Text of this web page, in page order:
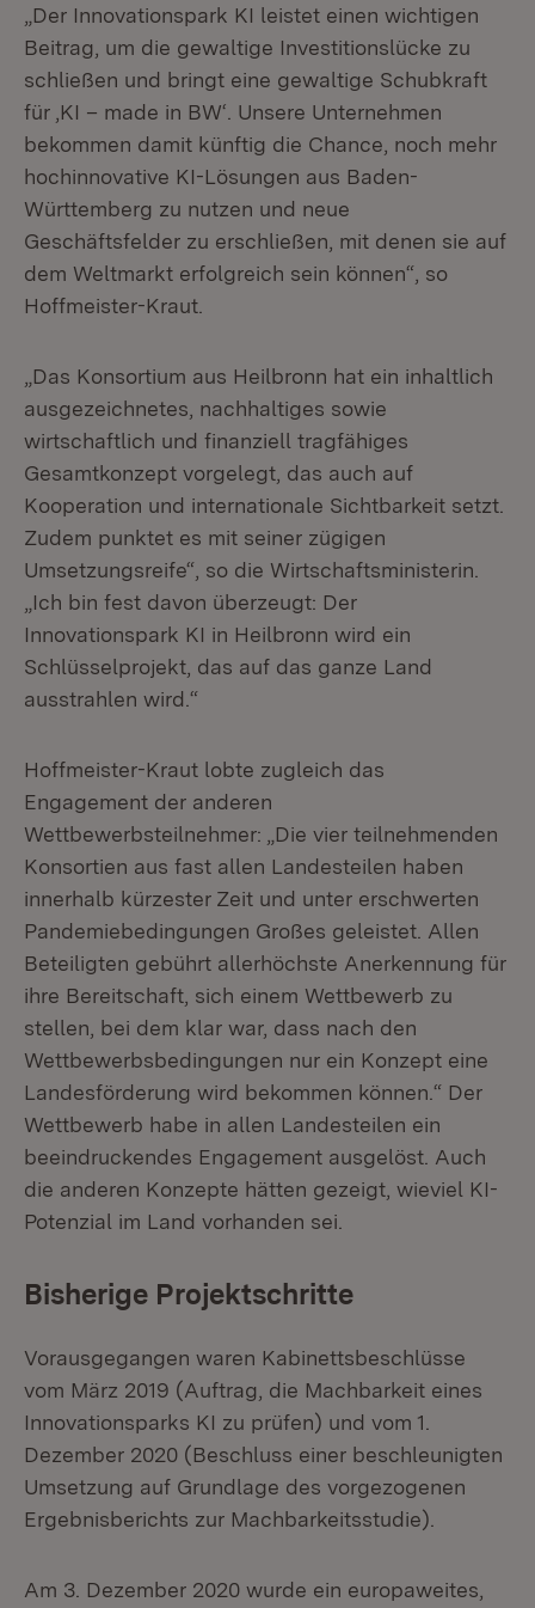
„Der Innovationspark KI leistet einen wichtigen
Beitrag, um die gewaltige Investitionslücke zu
schließen und bringt eine gewaltige Schubkraft
für ‚KI – made in BW‘. Unsere Unternehmen
bekommen damit künftig die Chance, noch mehr
hochinnovative KI-Lösungen aus Baden-
Württemberg zu nutzen und neue
Geschäftsfelder zu erschließen, mit denen sie auf
dem Weltmarkt erfolgreich sein können“, so
Hoffmeister-Kraut.
„Das Konsortium aus Heilbronn hat ein inhaltlich
ausgezeichnetes, nachhaltiges sowie
wirtschaftlich und finanziell tragfähiges
Gesamtkonzept vorgelegt, das auch auf
Kooperation und internationale Sichtbarkeit setzt.
Zudem punktet es mit seiner zügigen
Umsetzungsreife“, so die Wirtschaftsministerin.
„Ich bin fest davon überzeugt: Der
Innovationspark KI in Heilbronn wird ein
Schlüsselprojekt, das auf das ganze Land
ausstrahlen wird.“
Hoffmeister-Kraut lobte zugleich das
Engagement der anderen
Wettbewerbsteilnehmer: „Die vier teilnehmenden
Konsortien aus fast allen Landesteilen haben
innerhalb kürzester Zeit und unter erschwerten
Pandemiebedingungen Großes geleistet. Allen
Beteiligten gebührt allerhöchste Anerkennung für
ihre Bereitschaft, sich einem Wettbewerb zu
stellen, bei dem klar war, dass nach den
Wettbewerbsbedingungen nur ein Konzept eine
Landesförderung wird bekommen können.“ Der
Wettbewerb habe in allen Landesteilen ein
beeindruckendes Engagement ausgelöst. Auch
die anderen Konzepte hätten gezeigt, wieviel KI-
Potenzial im Land vorhanden sei.
Bisherige Projektschritte
Vorausgegangen waren Kabinettsbeschlüsse
vom März 2019 (Auftrag, die Machbarkeit eines
Innovationsparks KI zu prüfen) und vom 1.
Dezember 2020 (Beschluss einer beschleunigten
Umsetzung auf Grundlage des vorgezogenen
Ergebnisberichts zur Machbarkeitsstudie).
Am 3. Dezember 2020 wurde ein europaweites,